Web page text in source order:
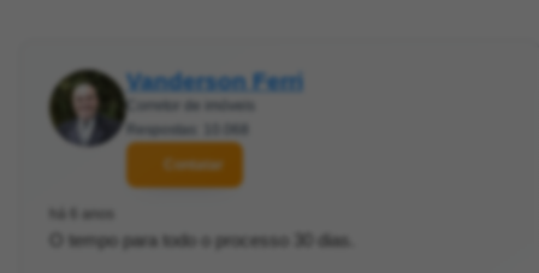
Vanderson Ferri
Corretor de imóveis
Respostas: 10.068
Contatar
há 6 anos
O tempo para todo o processo 30 dias.